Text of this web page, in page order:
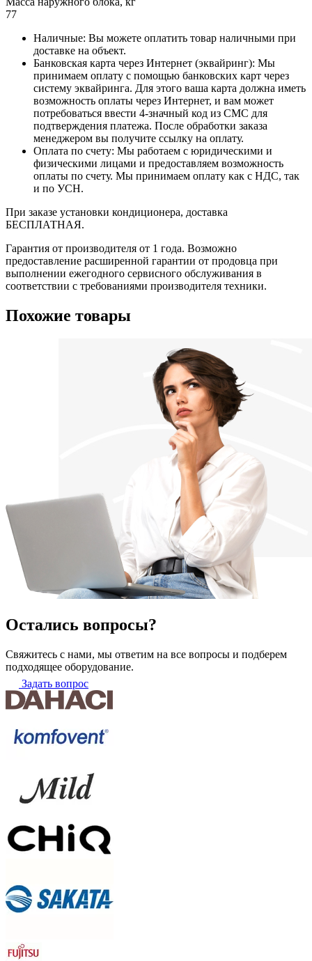
77
Наличные: Вы можете оплатить товар наличными при
доставке на объект.
Банковская карта через Интернет (эквайринг): Мы
принимаем оплату с помощью банковских карт через
систему эквайринга. Для этого ваша карта должна иметь
возможность оплаты через Интернет, и вам может
потребоваться ввести 4-значный код из СМС для
подтверждения платежа. После обработки заказа
менеджером вы получите ссылку на оплату.
Оплата по счету: Мы работаем с юридическими и
физическими лицами и предоставляем возможность
оплаты по счету. Мы принимаем оплату как с НДС, так
и по УСН.
При заказе установки кондиционера, доставка
БЕСПЛАТНАЯ.
Гарантия от производителя от 1 года. Возможно
предоставление расширенной гарантии от продовца при
выполнении ежегодного сервисного обслуживания в
соответствии с требованиями производителя техники.
Похожие товары
Остались вопросы?
Свяжитесь с нами, мы ответим на все вопросы и подберем
подходящее оборудование.
Задать вопрос